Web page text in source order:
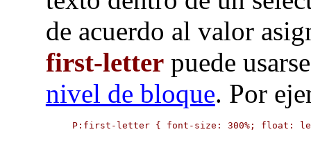
de acuerdo al valor
first-letterpuede
nivel de bloque. Por
P:first-letter { font-size: 300%; float: